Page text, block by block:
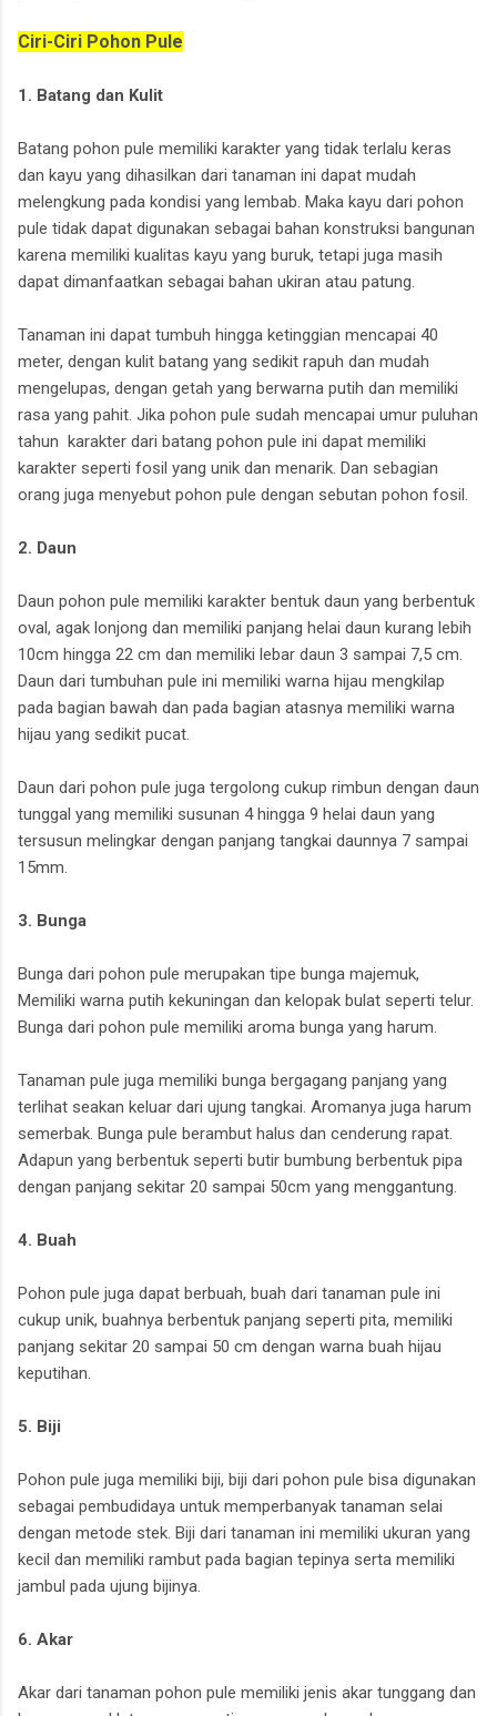
Ciri-Ciri Pohon Pule
1. Batang dan Kulit
Batang pohon pule memiliki karakter yang tidak terlalu keras
dan kayu yang dihasilkan dari tanaman ini dapat mudah
melengkung pada kondisi yang lembab. Maka kayu dari pohon
pule tidak dapat digunakan sebagai bahan konstruksi bangunan
karena memiliki kualitas kayu yang buruk, tetapi juga masih
dapat dimanfaatkan sebagai bahan ukiran atau patung.
Tanaman ini dapat tumbuh hingga ketinggian mencapai 40
meter, dengan kulit batang yang sedikit rapuh dan mudah
mengelupas, dengan getah yang berwarna putih dan memiliki
rasa yang pahit. Jika pohon pule sudah mencapai umur puluhan
tahun karakter dari batang pohon pule ini dapat memiliki
karakter seperti fosil yang unik dan menarik. Dan sebagian
orang juga menyebut pohon pule dengan sebutan pohon fosil.
2. Daun
Daun pohon pule memiliki karakter bentuk daun yang berbentuk
oval, agak lonjong dan memiliki panjang helai daun kurang lebih
10cm hingga 22 cm dan memiliki lebar daun 3 sampai 7,5 cm.
Daun dari tumbuhan pule ini memiliki warna hijau mengkilap
pada bagian bawah dan pada bagian atasnya memiliki warna
hijau yang sedikit pucat.
Daun dari pohon pule juga tergolong cukup rimbun dengan daun
tunggal yang memiliki susunan 4 hingga 9 helai daun yang
tersusun melingkar dengan panjang tangkai daunnya 7 sampai
15mm.
3. Bunga
Bunga dari pohon pule merupakan tipe bunga majemuk,
Memiliki warna putih kekuningan dan kelopak bulat seperti telur.
Bunga dari pohon pule memiliki aroma bunga yang harum.
Tanaman pule juga memiliki bunga bergagang panjang yang
terlihat seakan keluar dari ujung tangkai. Aromanya juga harum
semerbak. Bunga pule berambut halus dan cenderung rapat.
Adapun yang berbentuk seperti butir bumbung berbentuk pipa
dengan panjang sekitar 20 sampai 50cm yang menggantung.
4. Buah
Pohon pule juga dapat berbuah, buah dari tanaman pule ini
cukup unik, buahnya berbentuk panjang seperti pita, memiliki
panjang sekitar 20 sampai 50 cm dengan warna buah hijau
keputihan.
5. Biji
Pohon pule juga memiliki biji, biji dari pohon pule bisa digunakan
sebagai pembudidaya untuk memperbanyak tanaman selai
dengan metode stek. Biji dari tanaman ini memiliki ukuran yang
kecil dan memiliki rambut pada bagian tepinya serta memiliki
jambul pada ujung bijinya.
6. Akar
Akar dari tanaman pohon pule memiliki jenis akar tunggang dan